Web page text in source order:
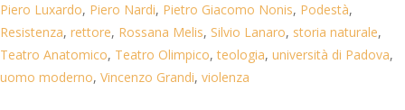
Piero Luxardo, Piero Nardi, Pietro Giacomo Nonis, Podestà,
Resistenza, rettore, Rossana Melis, Silvio Lanaro, storia naturale,
Teatro Anatomico, Teatro Olimpico,teologia, università di Padova,
uomo moderno, Vincenzo Grandi, violenza